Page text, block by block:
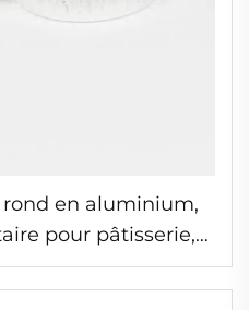
rond en aluminium,
pour pâtisserie,
fromage, plat de
de Noël